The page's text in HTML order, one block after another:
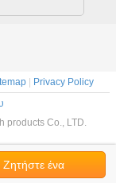
Ζητήστε ένα
Privacy Policy
products Co., LTD.